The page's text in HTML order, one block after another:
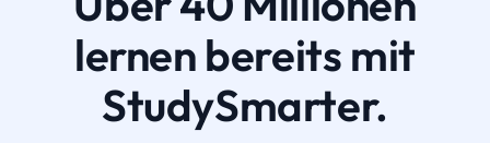
lernen bereits mit
StudySmarter.